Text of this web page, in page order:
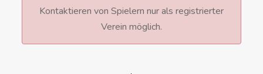
Kontaktieren von Spielern nur als registrierter
Verein möglich.